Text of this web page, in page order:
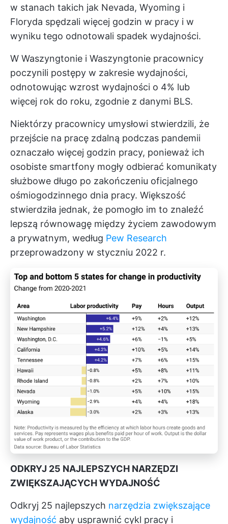
w stanach takich jak Nevada, Wyoming i
Floryda spędzali więcej godzin w pracy i w
wyniku tego odnotowali spadek wydajności.
W Waszyngtonie i Waszyngtonie pracownicy
poczynili postępy w zakresie wydajności,
odnotowując wzrost wydajności o 4% lub
więcej rok do roku, zgodnie z danymi BLS.
Niektórzy pracownicy umysłowi stwierdzili, że
przejście na pracę zdalną podczas pandemii
oznaczało więcej godzin pracy, ponieważ ich
osobiste smartfony mogły odbierać komunikaty
służbowe długo po zakończeniu oficjalnego
ośmiogodzinnego dnia pracy. Większość
stwierdziła jednak, że pomogło im to znaleźć
lepszą równowagę między życiem zawodowym
a prywatnym, według Pew Research
przeprowadzony w styczniu 2022 r.
ODKRYJ 25 NAJLEPSZYCH NARZĘDZI
ZWIĘKSZAJĄCYCH WYDAJNOŚĆ
Odkryj 25 najlepszych narzędzia zwiększające
wydajność aby usprawnić cykl pracy i